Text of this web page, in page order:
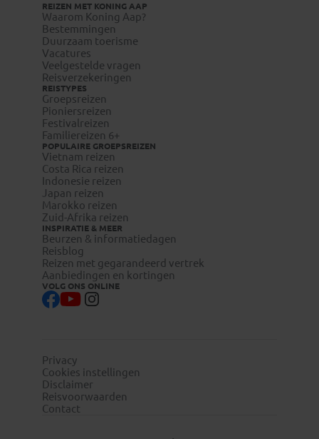
REIZEN MET KONING AAP
Waarom Koning Aap?
Bestemmingen
Duurzaam toerisme
Vacatures
Veelgestelde vragen
Reisverzekeringen
REISTYPES
Groepsreizen
Pioniersreizen
Festivalreizen
Familiereizen 6+
POPULAIRE GROEPSREIZEN
Vietnam reizen
Costa Rica reizen
Indonesie reizen
Japan reizen
Marokko reizen
Zuid-Afrika reizen
INSPIRATIE & MEER
Beurzen & informatiedagen
Reisblog
Reizen met gegarandeerd vertrek
Aanbiedingen en kortingen
VOLG ONS ONLINE
Privacy
Cookies instellingen
Disclaimer
Reisvoorwaarden
Contact